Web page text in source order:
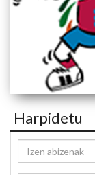
Harpidetu